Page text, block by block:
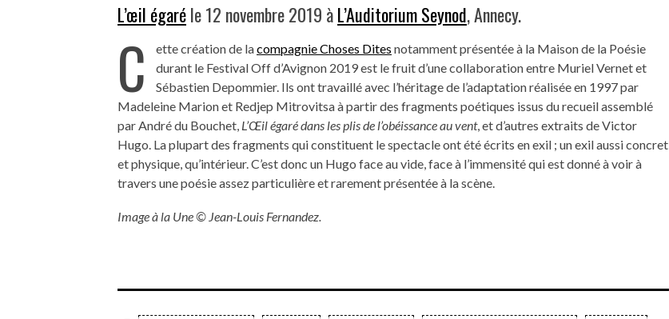
L’œil égaréle 12 novembre 2019 àL’Auditorium Seynod, Annecy.
C ette création de lacompagnie Choses Dites notamment présentée à la Maison de la Poésie
durant le Festival Off d’Avignon 2019 est le fruit d’une collaboration entre Muriel Vernet et
Sébastien Depommier. Ils ont travaillé avec l’héritage de l’adaptation réalisée en 1997 par
Madeleine Marion et Redjep Mitrovitsa à partir des fragments poétiques issus du recueil assemblé
par André du Bouchet, L’Œil égaré dans les plis de l’obéissance au vent, et d’autres extraits de Victor
Hugo. La plupart des fragments qui constituent le spectacle ont été écrits en exil ; un exil aussi concret
et physique, qu’intérieur. C’est donc un Hugo face au vide, face à l’immensité qui est donné à voir à
travers une poésie assez particulière et rarement présentée à la scène.
Image à la Une © Jean-Louis Fernandez.